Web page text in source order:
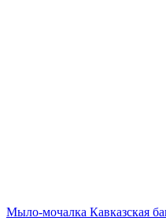
Мыло-мочалка Кавказская